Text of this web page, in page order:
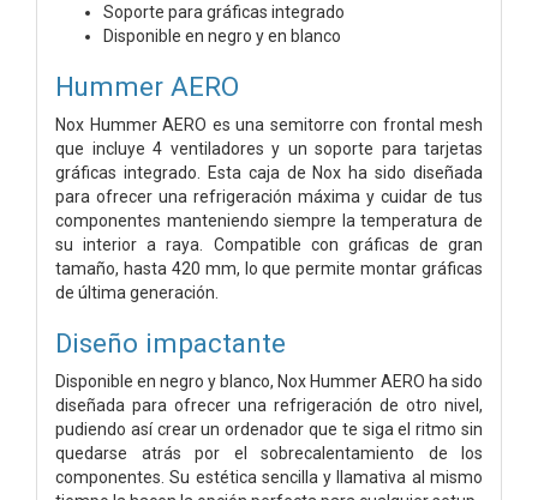
Soporte para gráficas integrado
Disponible en negro y en blanco
Hummer AERO
Nox Hummer AERO es una semitorre con frontal mesh
que incluye 4 ventiladores y un soporte para tarjetas
gráficas integrado. Esta caja de Nox ha sido diseñada
para ofrecer una refrigeración máxima y cuidar de tus
componentes manteniendo siempre la temperatura de
su interior a raya. Compatible con gráficas de gran
tamaño, hasta 420 mm, lo que permite montar gráficas
de última generación.
Diseño impactante
Disponible en negro y blanco, Nox Hummer AERO ha sido
diseñada para ofrecer una refrigeración de otro nivel,
pudiendo así crear un ordenador que te siga el ritmo sin
quedarse atrás por el sobrecalentamiento de los
componentes. Su estética sencilla y llamativa al mismo